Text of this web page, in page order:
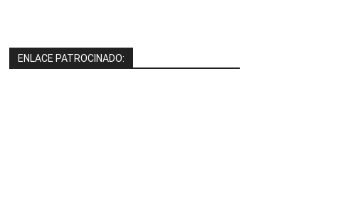
ENLACE PATROCINADO: